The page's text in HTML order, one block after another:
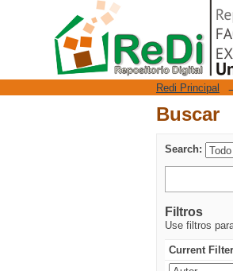
Buscar
Repositorio
Redi Principal
Buscar
Search:
Filtros
Use filtros
Current